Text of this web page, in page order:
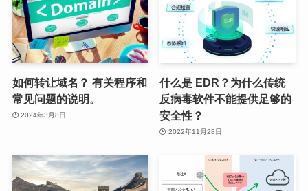
如何转让域名？ 有关程序和
常见问题的说明。
2024年3月8日
什么是 EDR？为什么传统
反病毒软件不能提供足够的
安全性？
2022年11月28日